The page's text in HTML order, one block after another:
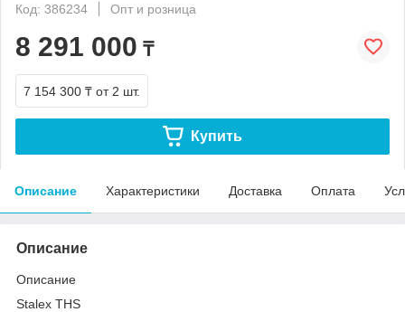
Код: 386234
Опт и розница
8 291 000 ₸
7 154 300 ₸ от 2 шт.
Купить
Описание Характеристики Доставка Оплата
Описание
Описание
Stalex THS